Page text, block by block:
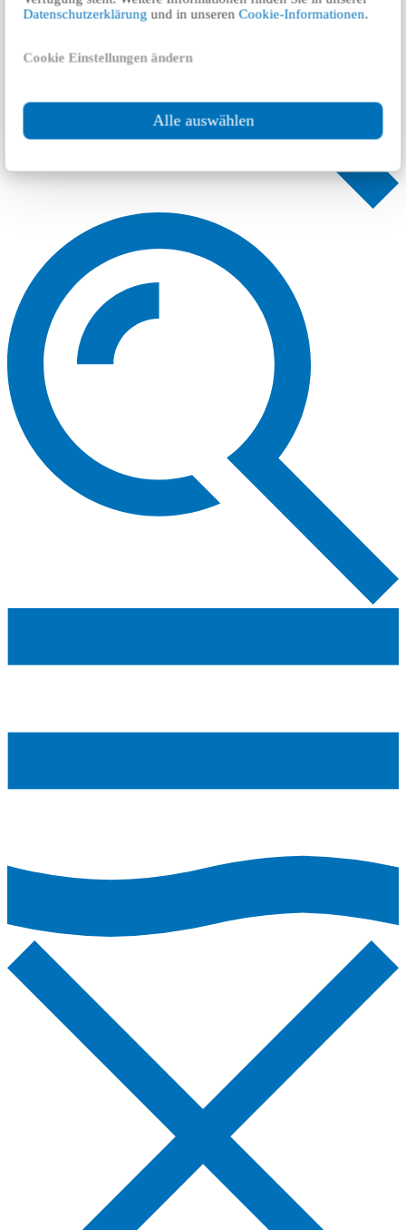
Datenschutzerklärung und in unserenCookie-Informationen.
Cookie Einstellungen ändern
Alle auswählen